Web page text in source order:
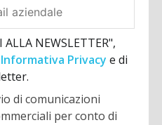
NEWSLETTER",
Informativa Privacye di
di comunicazioni
per conto di